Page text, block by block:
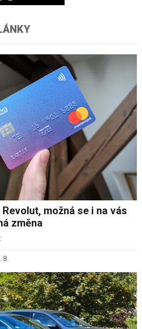
možná se i na vás
změna
8.